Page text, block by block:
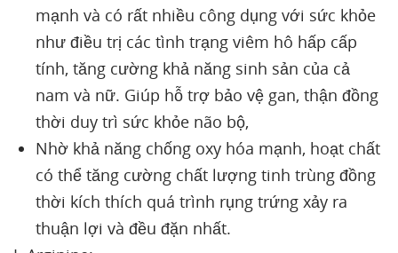
mạnh và có rất nhiều công dụng với sức khỏe
như điều trị các tình trạng viêm hô hấp cấp
tính, tăng cường khả năng sinh sản của cả
nam và nữ. Giúp hỗ trợ bảo vệ gan, thận đồng
thời duy trì sức khỏe não bộ,
Nhờ khả năng chống oxy hóa mạnh, hoạt chất
có thể tăng cường chất lượng tinh trùng đồng
thời kích thích quá trình rụng trứng xảy ra
thuận lợi và đều đặn nhất.